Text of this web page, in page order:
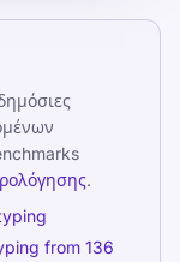
.
from 136